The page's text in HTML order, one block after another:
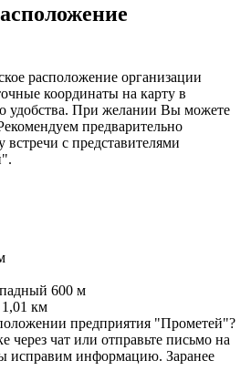
расположение организации
координаты на карту в
удобства. При желании Вы можете
предварительно
встречи с представителями
600 м
1,01 км
предприятия "Прометей"?
чат или отправьте письмо на
исправим информацию. Заранее